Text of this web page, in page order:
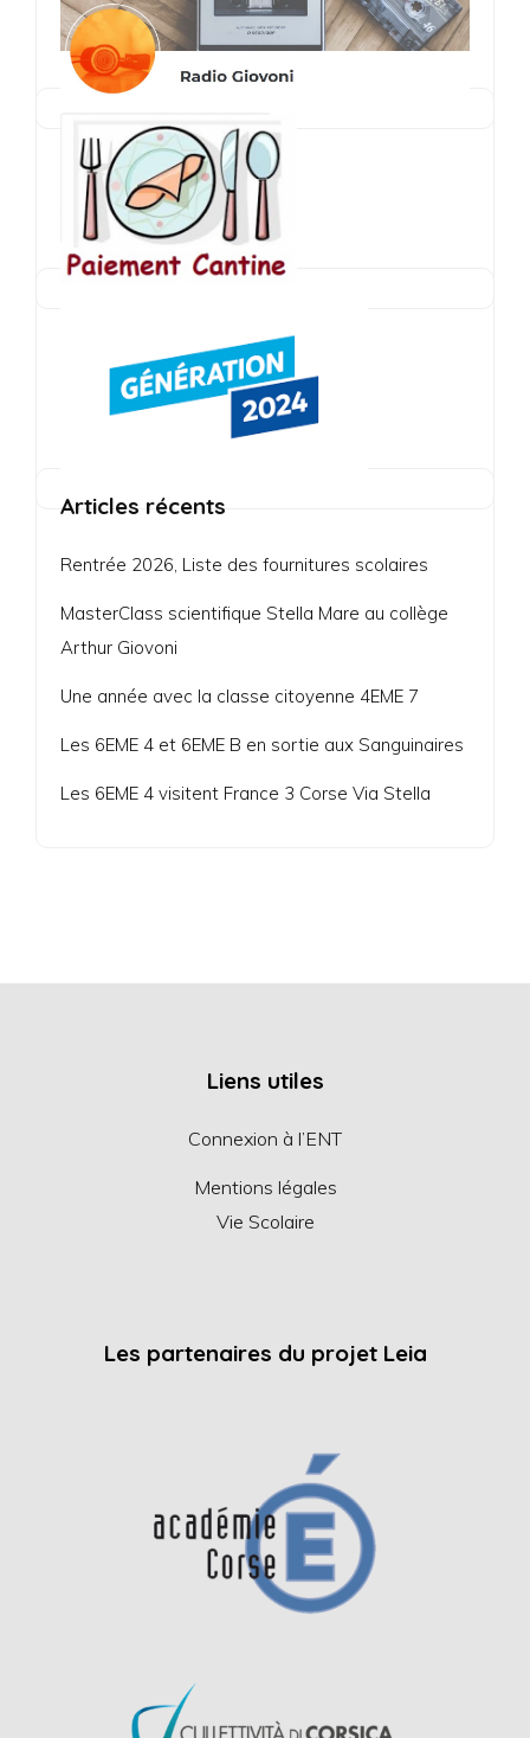
Articles récents
Rentrée 2026, Liste des fournitures scolaires
MasterClass scientifique Stella Mare au collège
Arthur Giovoni
Une année avec la classe citoyenne 4EME 7
Les 6EME 4 et 6EME B en sortie aux Sanguinaires
Les 6EME 4 visitent France 3 Corse Via Stella
Liens utiles
Connexion à l’ENT
Mentions légales
Vie Scolaire
Les partenaires du projet Leia